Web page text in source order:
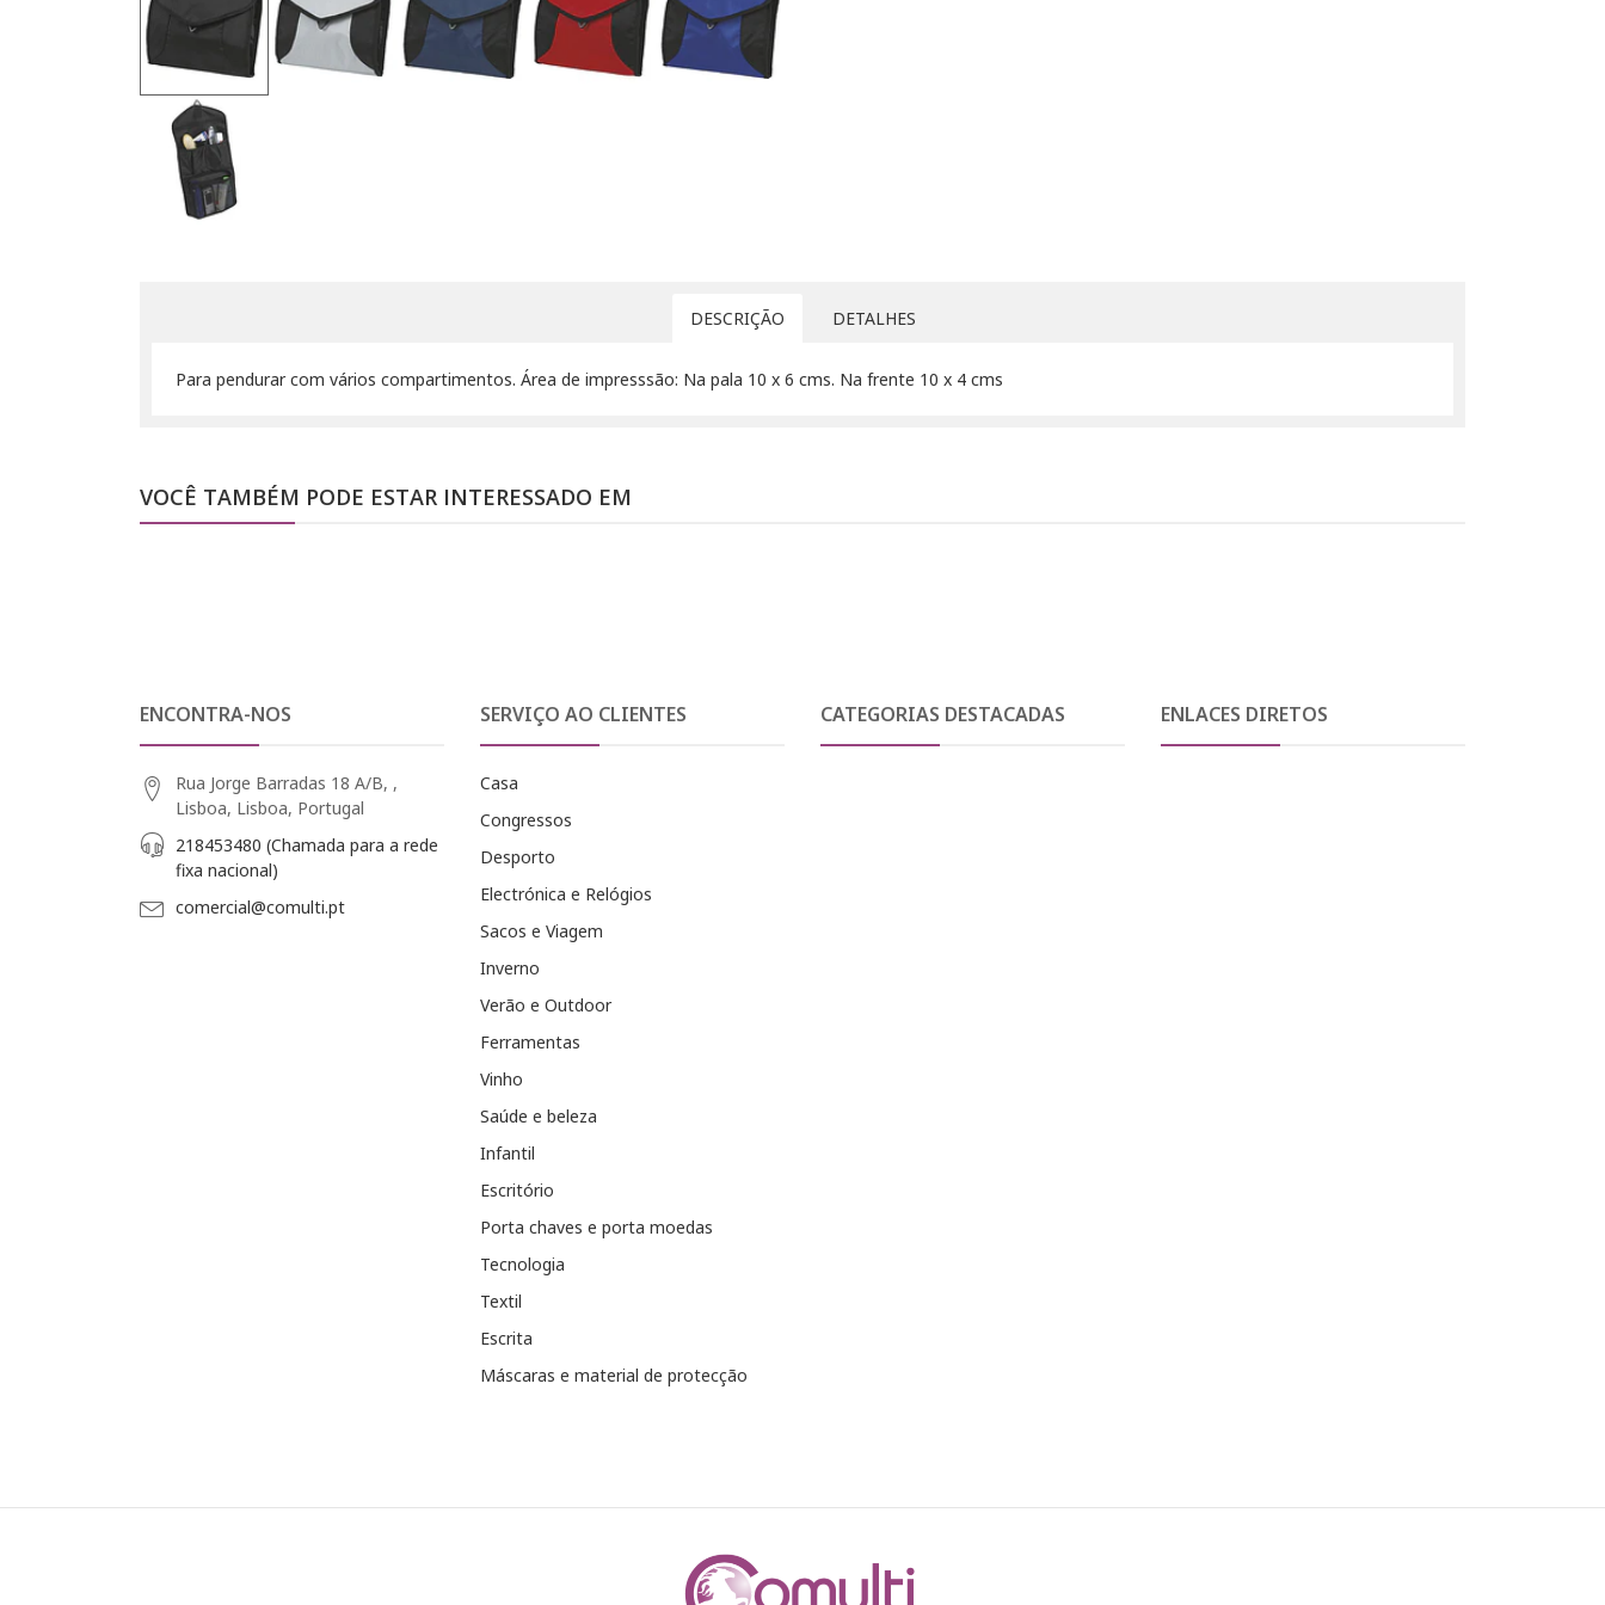
DESCRIÇÃO DETALHES
Para pendurar com vários compartimentos. Área de impresssão: Na pala 10 x 6 cms. Na frente 10 x 4 cms
VOCÊ TAMBÉM PODE ESTAR INTERESSADO EM
ENCONTRA-NOS
Rua Jorge Barradas 18 A/B, ,
Lisboa, Lisboa, Portugal
218453480 (Chamada para a rede
fixa nacional)
comercial@comulti.pt
SERVIÇO AO CLIENTES
Casa
Congressos
Desporto
Electrónica e Relógios
Sacos e Viagem
Inverno
Verão e Outdoor
Ferramentas
Vinho
Saúde e beleza
Infantil
Escritório
Porta chaves e porta moedas
Tecnologia
Textil
Escrita
Máscaras e material de protecção
CATEGORIAS DESTACADAS ENLACES DIRETOS